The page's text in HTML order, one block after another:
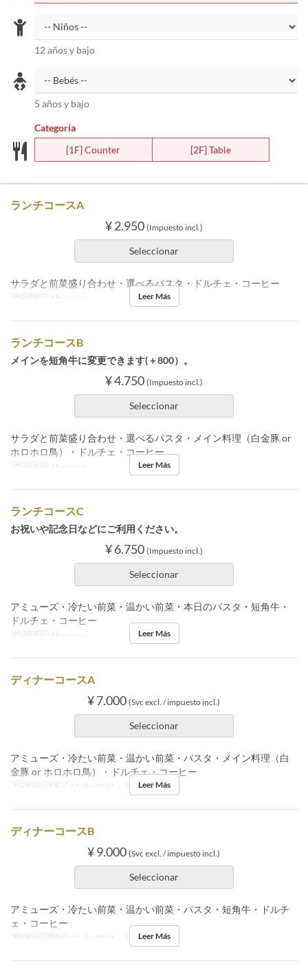
12 años y bajo
5 años y bajo
Categoría
[1F] Counter
[2F] Table
ランチコースA
¥ 2.950 (Impuesto incl.)
Seleccionar
サラダと前菜盛り合わせ・選べるパスタ・ドルチェ・コーヒー
Comidas Almuerzo Leer Más
ランチコースB
メインを短角牛に変更できます(＋800）。
¥ 4.750 (Impuesto incl.)
Seleccionar
サラダと前菜盛り合わせ・選べるパスタ・メイン料理（白金豚 or
ホロホロ鳥）・ドルチェ・コーヒー
Comidas Almuerzo Leer Más
ランチコースC
お祝いや記念日などにご利用ください。
¥ 6.750 (Impuesto incl.)
Seleccionar
アミューズ・冷たい前菜・温かい前菜・本日のパスタ・短角牛・
ドルチェ・コーヒー
Comidas Almuerzo Leer Más
ディナーコースA
¥ 7.000 (Svc excl. / impuesto incl.)
Seleccionar
アミューズ・冷たい前菜・温かい前菜・パスタ・メイン料理（白
金豚 or ホロホロ鳥）・ドルチェ・コーヒー
Fechas validas 01 abr 2024 ~ Comidas Cena
Leer Más
ディナーコースB
¥ 9.000 (Svc excl. / impuesto incl.)
Seleccionar
アミューズ・冷たい前菜・温かい前菜・パスタ・短角牛・ドルチ
ェ・コーヒー
Fechas validas 01 abr 2024 ~ Comidas Cena
Leer Más